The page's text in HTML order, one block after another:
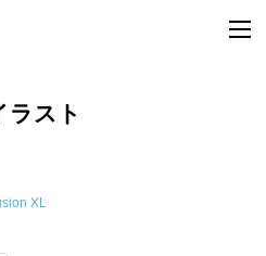
t
o
ラスト
XL